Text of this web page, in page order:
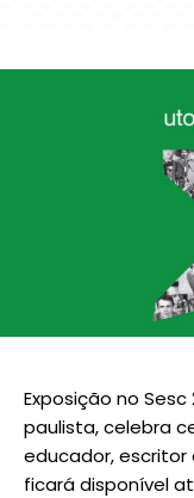
Exposição no
paulista, celebra
educador, escritor
ficará disponível